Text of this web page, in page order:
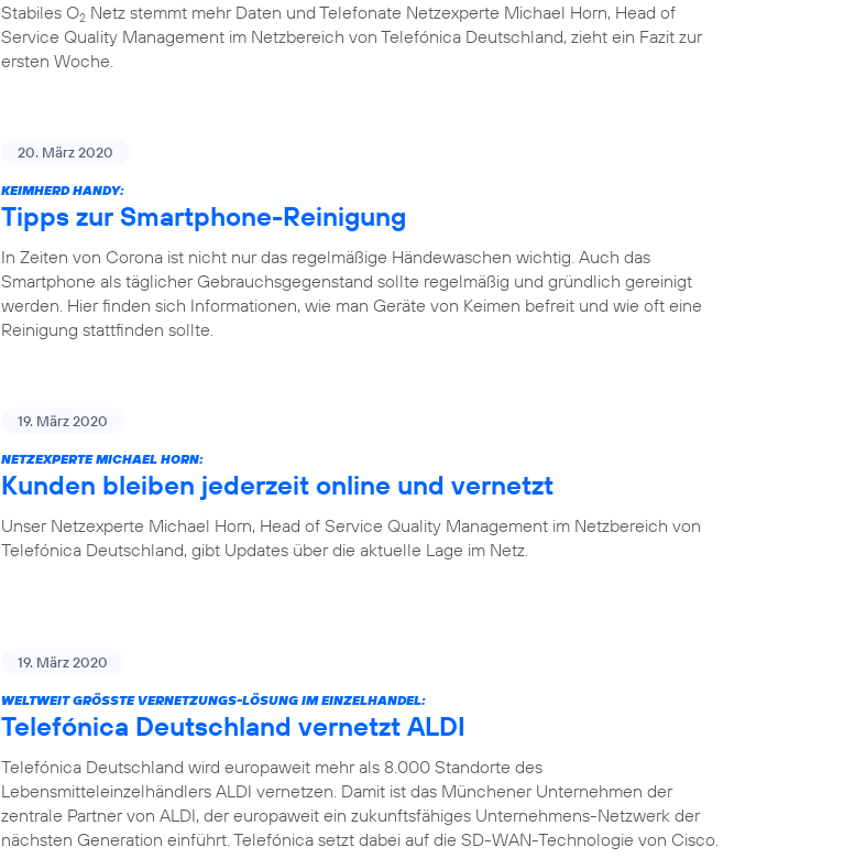
Stabiles O2 Netz stemmt mehr Daten und Telefonate Netzexperte Michael Horn, Head of
Service Quality Management im Netzbereich von Telefónica Deutschland, zieht ein Fazit zur
ersten Woche.
20. März 2020
KEIMHERD HANDY:
Tipps zur Smartphone-Reinigung
In Zeiten von Corona ist nicht nur das regelmäßige Händewaschen wichtig. Auch das
Smartphone als täglicher Gebrauchsgegenstand sollte regelmäßig und gründlich gereinigt
werden. Hier finden sich Informationen, wie man Geräte von Keimen befreit und wie oft eine
Reinigung stattfinden sollte.
19. März 2020
NETZEXPERTE MICHAEL HORN:
Kunden bleiben jederzeit online und vernetzt
Unser Netzexperte Michael Horn, Head of Service Quality Management im Netzbereich von
Telefónica Deutschland, gibt Updates über die aktuelle Lage im Netz.
19. März 2020
WELTWEIT GRÖSSTE VERNETZUNGS-LÖSUNG IM EINZELHANDEL:
Telefónica Deutschland vernetzt ALDI
Telefónica Deutschland wird europaweit mehr als 8.000 Standorte des
Lebensmitteleinzelhändlers ALDI vernetzen. Damit ist das Münchener Unternehmen der
zentrale Partner von ALDI, der europaweit ein zukunftsfähiges Unternehmens-Netzwerk der
nächsten Generation einführt. Telefónica setzt dabei auf die SD-WAN-Technologie von Cisco.